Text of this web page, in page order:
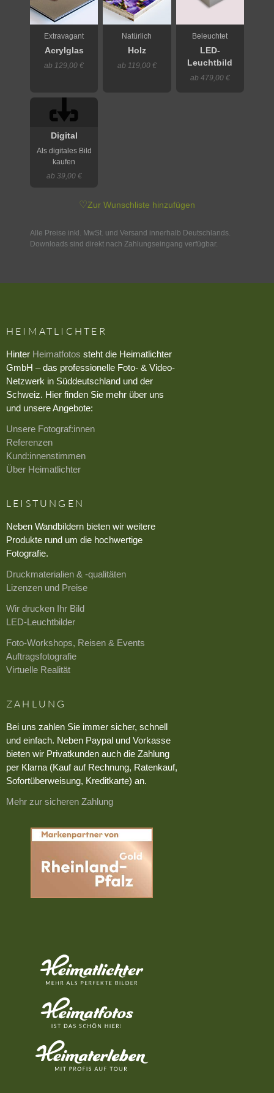
Extravagant
Acrylglas
ab 129,00 €
Natürlich
Holz
ab 119,00 €
Beleuchtet
LED-
Leuchtbild
ab 479,00 €
Digital
Als digitales Bild
kaufen
ab 39,00 €
♡Zur Wunschliste hinzufügen
Alle Preise inkl. MwSt. und Versand innerhalb Deutschlands.
Downloads sind direkt nach Zahlungseingang verfügbar.
HEIMATLICHTER
Hinter Heimatfotos steht die Heimatlichter
GmbH – das professionelle Foto- & Video-
Netzwerk in Süddeutschland und der
Schweiz. Hier finden Sie mehr über uns
und unsere Angebote:
Unsere Fotograf:innen
Referenzen
Kund:innenstimmen
Über Heimatlichter
LEISTUNGEN
Neben Wandbildern bieten wir weitere
Produkte rund um die hochwertige
Fotografie.
Druckmaterialien & -qualitäten
Lizenzen und Preise
Wir drucken Ihr Bild
LED-Leuchtbilder
Foto-Workshops, Reisen & Events
Auftragsfotografie
Virtuelle Realität
ZAHLUNG
Bei uns zahlen Sie immer sicher, schnell
und einfach. Neben Paypal und Vorkasse
bieten wir Privatkunden auch die Zahlung
per Klarna (Kauf auf Rechnung, Ratenkauf,
Sofortüberweisung, Kreditkarte) an.
Mehr zur sicheren Zahlung